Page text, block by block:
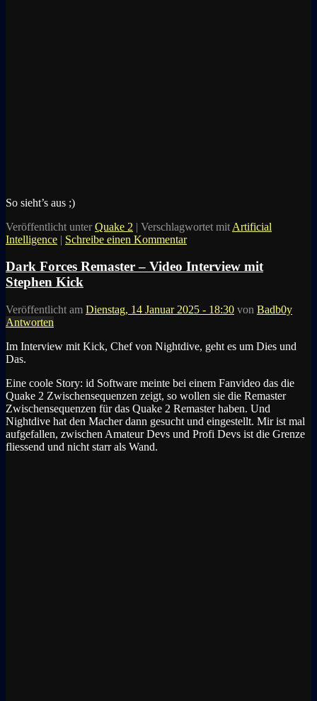
So sieht’s aus ;)
Veröffentlicht unter Quake 2 | Verschlagwortet mit Artificial
Intelligence | Schreibe einen Kommentar
Dark Forces Remaster – Video Interview mit
Stephen Kick
Veröffentlicht am Dienstag, 14 Januar 2025 - 18:30 von Badb0y
Antworten
Im Interview mit Kick, Chef von Nightdive, geht es um Dies und
Das.
Eine coole Story: id Software meinte bei einem Fanvideo das die
Quake 2 Zwischensequenzen zeigt, so wollen sie die Remaster
Zwischensequenzen für das Quake 2 Remaster haben. Und
Nightdive hat den Macher dann gesucht und eingestellt. Mir ist mal
aufgefallen, zwischen Amateur Devs und Profi Devs ist die Grenze
fliessend und nicht starr als Wand.